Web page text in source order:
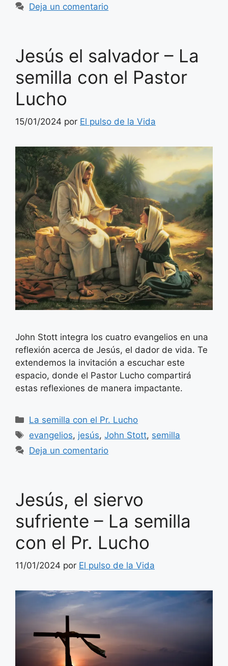
Deja un comentario
Jesús el salvador – La
semilla con el Pastor
Lucho
15/01/2024 por El pulso de la Vida
John Stott integra los cuatro evangelios en una
reflexión acerca de Jesús, el dador de vida. Te
extendemos la invitación a escuchar este
espacio, donde el Pastor Lucho compartirá
estas reflexiones de manera impactante.
Categorías
La semilla con el Pr. Lucho
Etiquetas
evangelios, jesús,John Stott, semilla
Deja un comentario
Jesús, el siervo
sufriente – La semilla
con el Pr. Lucho
11/01/2024 por El pulso de la Vida